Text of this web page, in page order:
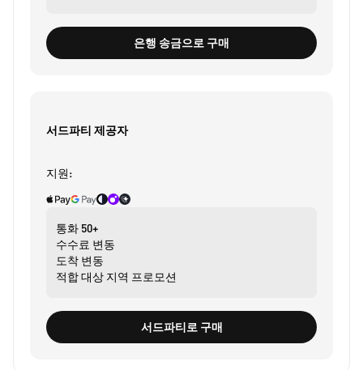
은행 송금으로 구매
서드파티 제공자
지원:
통화 50+
수수료 변동
도착 변동
적합 대상 지역 프로모션
서드파티로 구매